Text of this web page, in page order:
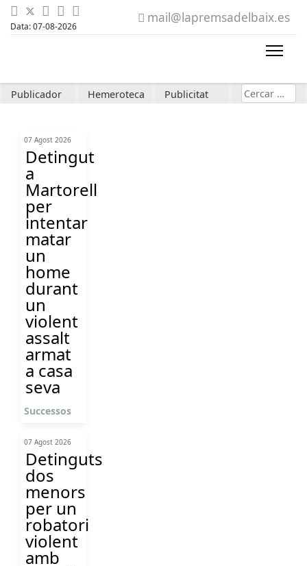
Data: 07-08-2026
mail@lapremsadelbaix.es
Publicador Hemeroteca Publicitat Cerca
07 Agost 2026
Detingut
a
Martorell
per
intentar
matar
un
home
durant
un
violent
assalt
armat
a casa
seva
Successos
07 Agost 2026
Detinguts
dos
menors
per un
robatori
violent
amb